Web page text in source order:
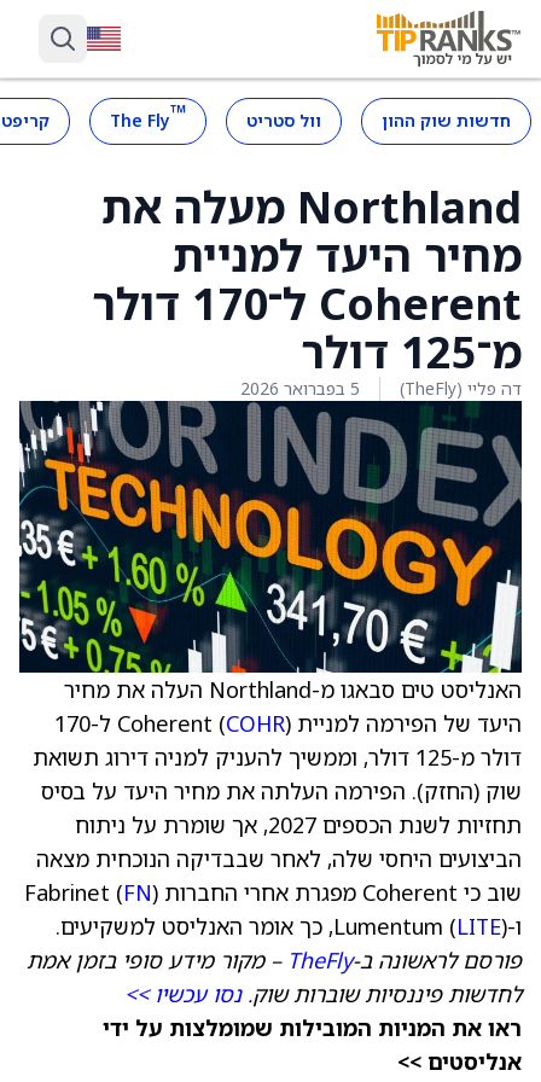
חדשות שוק ההון וול סטריט ™
The Fly
Northland מעלה את
מחיר היעד למניית
Coherent ל־170 דולר
מ־125 דולר
דה פליי (TheFly) 5 בפברואר 2026
האנליסט טים סבאגו מ-Northland העלה את מחיר
היעד של הפירמה למניית Coherent ( COHR
) ל-170
דולר מ-125 דולר, וממשיך להעניק למניה דירוג תשואת
שוק (החזק). הפירמה העלתה את מחיר היעד על בסיס
תחזיות לשנת הכספים 2027, אך שומרת על ניתוח
הביצועים היחסי שלה, לאחר שבבדיקה הנוכחית מצאה
שוב כי Coherent מפגרת אחרי החברות Fabrinet (
FN)
ו-Lumentum ( LITE), כך אומר האנליסט למשקיעים.
פורסם לראשונה ב-TheFly – מקור מידע סופי בזמן אמת
לחדשות פיננסיות שוברות שוק.נסו עכשיו >>
ראו את המניות המובילות שמומלצות על ידי
אנליסטים >>